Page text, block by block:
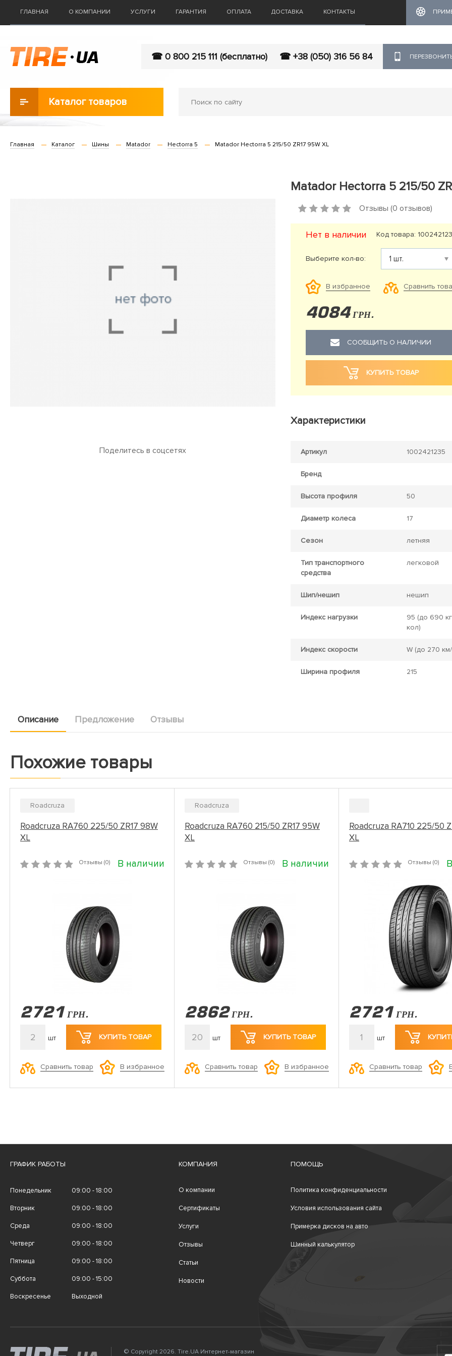
ГЛАВНАЯ О КОМПАНИИ УСЛУГИ ГАРАНТИЯ ОПЛАТА ДОСТАВКА КОНТАКТЫ
☎ 0 800 215 111 (бесплатно) ☎ +38 (050) 316 56 84
Каталог товаров
Главная Каталог Шины Matador Hectorra 5 Matador Hectorra 5 215/50 ZR17 95W XL
Поделитесь в соцсетях
Matador Hectorra 5 215/50
Отзывы (0 отзывов)
Нет в наличии Код товара:
Выберите кол-во:
В избранное Сравнить
4084 ГРН.
СООБЩИТЬ О НАЛИЧИИ
КУПИТЬ ТОВАР
Характеристики
Артикул 1002421235
Бренд
Высота профиля 50
Диаметр колеса 17
Сезон летняя
Тип транспортного
средства
легковой
Шип/нешип нешип
Индекс нагрузки 95 (до 690
кол)
Индекс скорости W(до 270
Ширина профиля 215
Описание Предложение Отзывы
Похожие товары
Roadcruza
Roadcruza RA760 225/50 ZR17 98W
XL
Отзывы (0) В наличии
2721 ГРН.
2 шт КУПИТЬ ТОВАР
Сравнить товар В избранное
Roadcruza
Roadcruza RA760 215/50 ZR17 95W
XL
Отзывы (0) В наличии
2862 ГРН.
20 шт КУПИТЬ ТОВАР
Сравнить товар В избранное
Roadcruza RA710 225/50
XL
Отзывы (0)
2721 ГРН.
1 шт
Сравнить товар
ГРАФИК РАБОТЫ
Понедельник 09:00 - 18:00
Вторник 09:00 - 18:00
Среда 09:00 - 18:00
Четверг 09:00 - 18:00
Пятница 09:00 - 18:00
Суббота 09:00 - 15:00
Воскресенье Выходной
КОМПАНИЯ
О компании
Сертификаты
Услуги
Отзывы
Статьи
Новости
ПОМОЩЬ
Политика конфиденциальности
Условия использования сайта
Примерка дисков на авто
Шинный калькулятор
© Copyright 2026. Tire.UA Интернет-магазин